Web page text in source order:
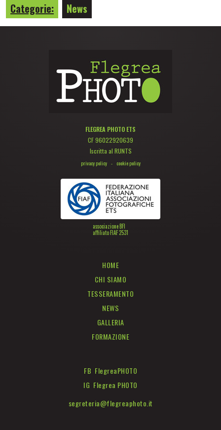
Categorie: News
FLEGREA PHOTO ETS
CF 96022920639
Iscritta al RUNTS
privacy policy - cookie policy
associazione BFI
affiliato FIAF 2531
HOME
CHI SIAMO
TESSERAMENTO
NEWS
GALLERIA
FORMAZIONE
FB FlegreaPHOTO
IG Flegrea PHOTO
segreteria@flegreaphoto.it